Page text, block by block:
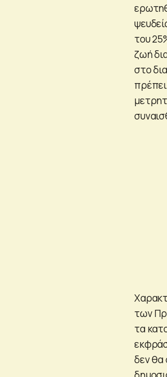
του
ζωή
στο
των
τα
δεν θα